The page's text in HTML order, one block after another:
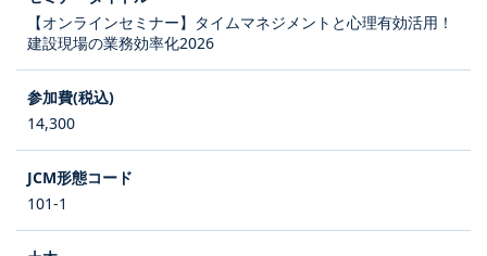
【オンラインセミナー】タイムマネジメントと心理有効活用！
建設現場の業務効率化2026
14,300
101-1